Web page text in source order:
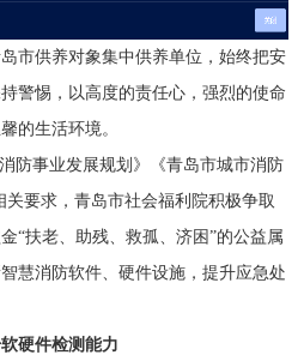
市供养对象集中供养单位，始终把安
警惕，以高度的责任心，强烈的使命
的生活环境。
防事业发展规划》《青岛市城市消防
关要求，青岛市社会福利院积极争取
“扶老、助残、救孤、济困”的公益属
慧消防软件、硬件设施，提升应急处
硬件检测能力